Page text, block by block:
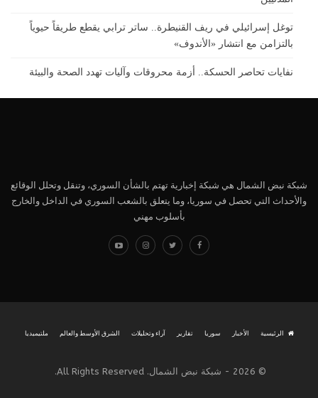
توغل إسرائيلي في ريف القنيطرة.. ساتر ترابي يقطع طريقاً حيوياً
بالتزامن مع انتشار «الأندوف»
نفايات تحاصر الحسكة.. أزمة محروقات وآليات تهدد الصحة والبيئة
شبكة نبض الشمال هي شبكة إخبارية تهتم بالشأن السوري، وتنقل وتحلل الوقائع
والأحداث التي تحصل في سوريا، وما يتعلق بالشعب السوري في الداخل والخارج
بأسلوب مهني
الرئيسية الأخبار سوريا تقارير آراء وتحليلات الشرق الأوسط والعالم ملتيميديا
© 2026 - شبكة نبض الشمال. All Rights Reserved.